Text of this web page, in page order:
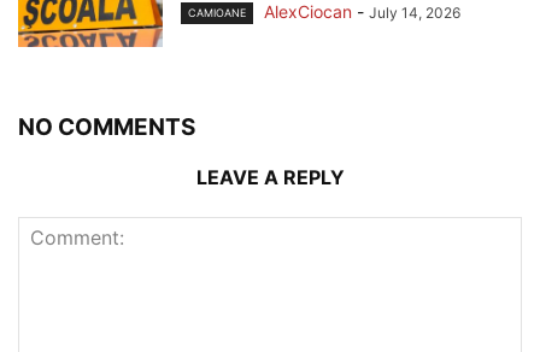
CAMIOANE AlexCiocan - July 14, 2026
NO COMMENTS
LEAVE A REPLY